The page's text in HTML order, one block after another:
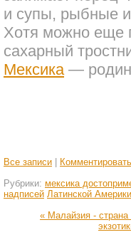
и супы, рыбные
Хотя можно еще
сахарный
Мексика—
Все записи
Комментировать
Рубрики: мексика
надписей Латинской Америки
« Малайзия - страна